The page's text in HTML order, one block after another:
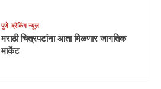
पुणे ब्रेकिंग न्यूज़
मराठी चित्रपटांना आता मिळणार जागतिक
मार्केट